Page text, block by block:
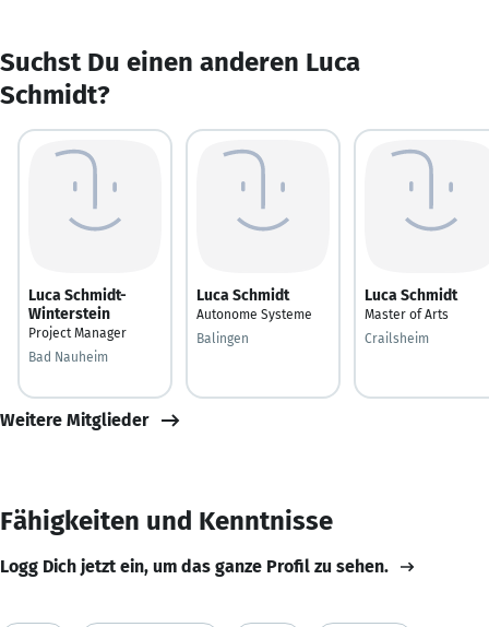
Suchst Du einen anderen Luca
Schmidt?
Luca Schmidt-
Winterstein
Project Manager
Bad Nauheim
Luca Schmidt
Autonome Systeme
Balingen
Luca Schmidt
Master of Arts
Crailsheim
Weitere Mitglieder
Fähigkeiten und Kenntnisse
Logg Dich jetzt ein, um das ganze Profil zu sehen.